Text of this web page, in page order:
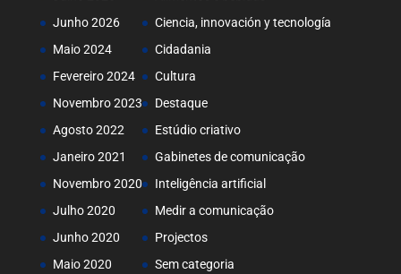
Junho 2026
Maio 2024
Fevereiro 2024
Novembro 2023
Agosto 2022
Janeiro 2021
Novembro 2020
Julho 2020
Junho 2020
Maio 2020
Ciencia, innovación y tecnología
Cidadania
Cultura
Destaque
Estúdio criativo
Gabinetes de comunicação
Inteligência artificial
Medir a comunicação
Projectos
Sem categoria